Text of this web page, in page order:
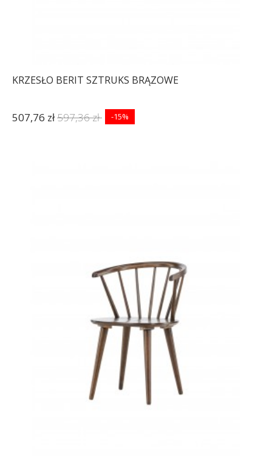
KRZESŁO BERIT SZTRUKS BRĄZOWE
507,76 zł597,36 zł -15%